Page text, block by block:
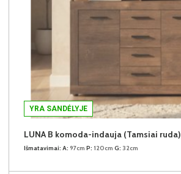
YRA SANDĖLYJE
LUNA B komoda-indauja (Tamsiai ruda)
Išmatavimai: A: 97cm P: 120cm G: 32cm